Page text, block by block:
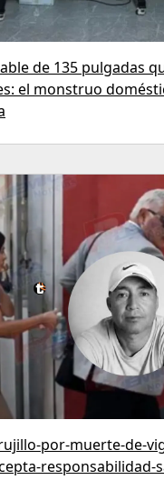
de 135 pulgadas
el monstruo
por-muerte-de-
responsabilidad-